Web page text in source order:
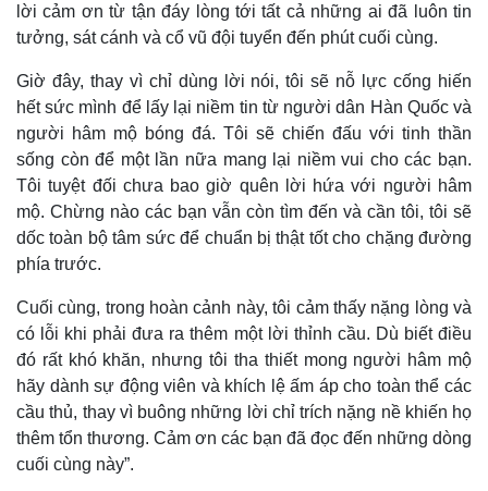
lời cảm ơn từ tận đáy lòng tới tất cả những ai đã luôn tin
tưởng, sát cánh và cổ vũ đội tuyển đến phút cuối cùng.
Giờ đây, thay vì chỉ dùng lời nói, tôi sẽ nỗ lực cống hiến
hết sức mình để lấy lại niềm tin từ người dân Hàn Quốc và
người hâm mộ bóng đá. Tôi sẽ chiến đấu với tinh thần
sống còn để một lần nữa mang lại niềm vui cho các bạn.
Tôi tuyệt đối chưa bao giờ quên lời hứa với người hâm
mộ. Chừng nào các bạn vẫn còn tìm đến và cần tôi, tôi sẽ
dốc toàn bộ tâm sức để chuẩn bị thật tốt cho chặng đường
phía trước.
Cuối cùng, trong hoàn cảnh này, tôi cảm thấy nặng lòng và
có lỗi khi phải đưa ra thêm một lời thỉnh cầu. Dù biết điều
đó rất khó khăn, nhưng tôi tha thiết mong người hâm mộ
hãy dành sự động viên và khích lệ ấm áp cho toàn thể các
cầu thủ, thay vì buông những lời chỉ trích nặng nề khiến họ
thêm tổn thương. Cảm ơn các bạn đã đọc đến những dòng
cuối cùng này”.